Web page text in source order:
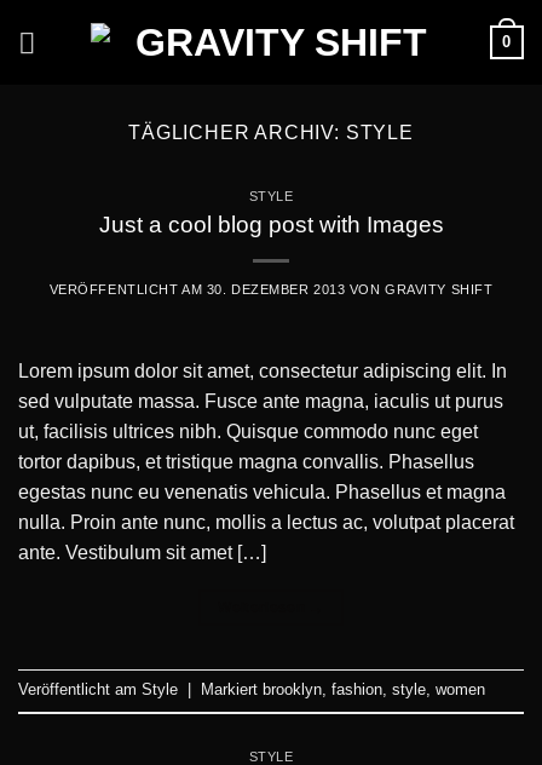
0
TÄGLICHER ARCHIV: STYLE
STYLE
Just a cool blog post with Images
VERÖFFENTLICHT AM 30. DEZEMBER 2013 VONGRAVITY SHIFT
Lorem ipsum dolor sit amet, consectetur adipiscing elit. In
sed vulputate massa. Fusce ante magna, iaculis ut purus
ut, facilisis ultrices nibh. Quisque commodo nunc eget
tortor dapibus, et tristique magna convallis. Phasellus
egestas nunc eu venenatis vehicula. Phasellus et magna
nulla. Proin ante nunc, mollis a lectus ac, volutpat placerat
ante. Vestibulum sit amet […]
Veröffentlicht am Style Markiert brooklyn fashion style women
STYLE